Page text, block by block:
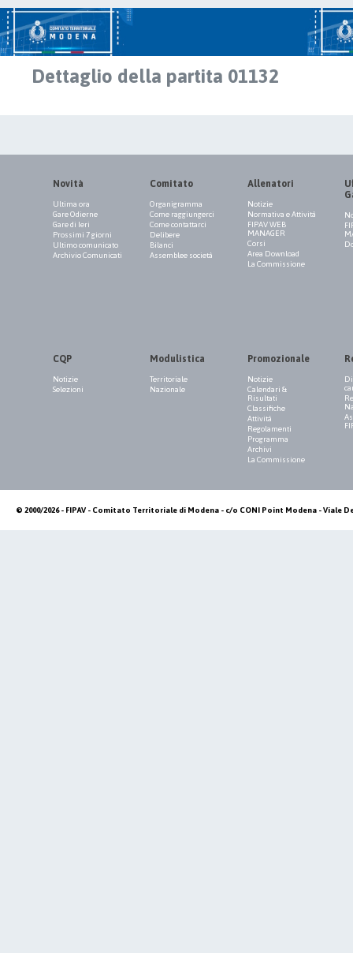
Dettaglio della partita 01132
Novità
Ultima ora
Gare Odierne
Gare di Ieri
Prossimi 7 giorni
Ultimo comunicato
Archivio Comunicati
Comitato
Organigramma
Come raggiungerci
Come contattarci
Delibere
Bilanci
Assemblee società
Allenatori
Notizie
Normativa e Attività
FIPAV WEB
MANAGER
Corsi
Area Download
La Commissione
CQP
Notizie
Selezioni
Modulistica
Territoriale
Nazionale
Promozionale
Notizie
Calendari &
Risultati
Classifiche
Attività
Regolamenti
Programma
Archivi
La Commissione
© 2000/2026 - FIPAV - Comitato Territoriale di Modena - c/o CONI Point Modena - Viale